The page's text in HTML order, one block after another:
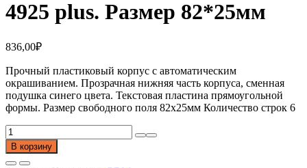
4925 plus. Размер 82*25мм
836,00₽
Прочный пластиковый корпус с автоматическим
окрашиванием. Прозрачная нижняя часть корпуса, сменная
подушка синего цвета. Текстовая пластина прямоугольной
формы. Размер свободного поля 82х25мм Количество строк 6
Количество
товара
Оснастка
В корзину